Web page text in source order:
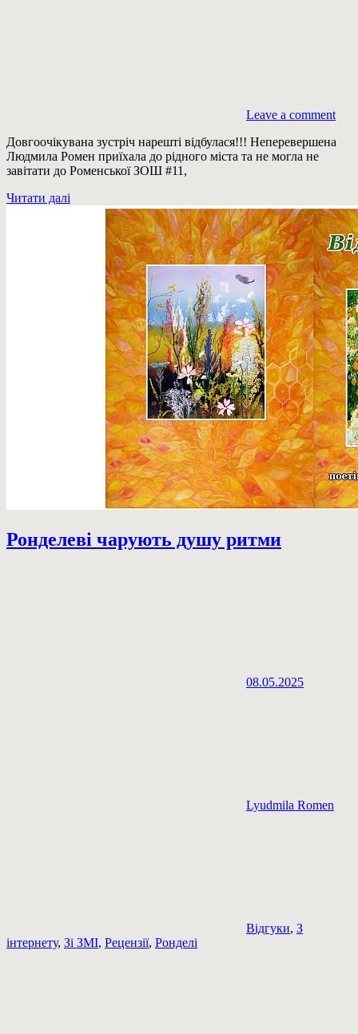
Leave a comment
Довгоочікувана зустріч нарешті відбулася!!! Неперевершена
Людмила Ромен приїхала до рідного міста та не могла не
завітати до Роменської ЗОШ #11,
Читати далі
Ронделеві чарують душу ритми
08.05.2025
Lyudmila Romen
Відгуки, З
інтернету, Зі ЗМІ, Рецензії, Ронделі